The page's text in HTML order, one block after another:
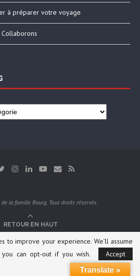
à préparer votre voyage
la famille Bourg. Tous droits réservés.
RETOUR EN HAUT
to improve your experience. We'll assume
can opt-out if you wish.
Accept
Translate »